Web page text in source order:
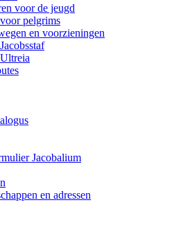
voor de jeugd
pelgrims
en voorzieningen
Jacobalium
en adressen